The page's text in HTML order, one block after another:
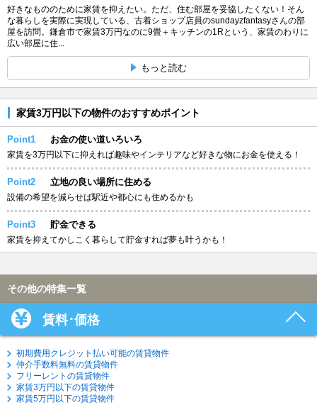
好きなもののために家賃を抑えたい。ただ、住む部屋を妥協したくない！そん
な暮らしを実際に実現している、古着ショップ店員のsundayzfantasyさんの部
屋を訪問。鎌倉市で家賃3万円なのに9畳＋キッチンの1Rという、家賃のわりに
広い部屋に住...
もっと読む
家賃3万円以下の物件のおすすめポイント
Point1 お金の使い道いろいろ
家賃を3万円以下に抑えれば趣味やインテリアなど好きな物にお金を使える！
Point2 立地の良い場所に住める
設備の希望を減らせば駅近や都心にも住めるかも
Point3 貯金できる
家賃を抑えてかしこく暮らして貯金すれば夢も叶うかも！
その他の特集一覧
賃料･価格
初期費用クレジット払い可能の賃貸物件
仲介手数料無料の賃貸物件
フリーレントの賃貸物件
家賃3万円以下の賃貸物件
家賃5万円以下の賃貸物件